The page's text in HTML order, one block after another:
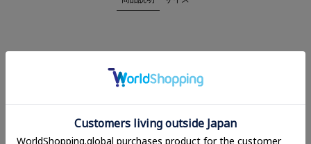
膝上でくしゅっとたるませるデザインで締め付けすぎない履き
履いているうちに落ちてたるんでこないよう、膝下部分のリブ
編みをこまかく細くしております。